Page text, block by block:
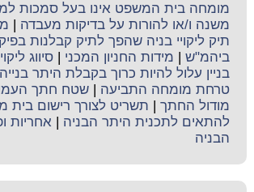
מומחה בית המשפט אינו בעל סמכות
משנה ו/או להורות על בדיקות מעבדה
תיק ליקויי בניה שהפך לתיק קבלנות
ביהמ"ש
מידות החניון המכני |סיווג
בניין עלול להיות כרוך בקבלת היתר בנייה
טרחת מומחה התביעה |שטח חתך
מודול החתך
תשריט לצורך רישום בית
להתאים לתכנית היתר הבניה |אחריות
הבניה